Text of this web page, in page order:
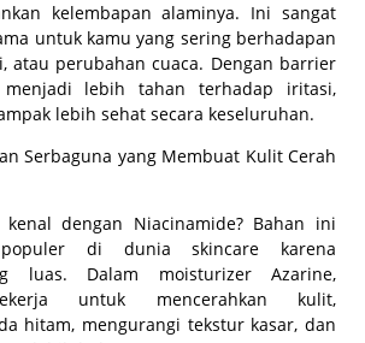
kelembapan alaminya. Ini sangat
untuk kamu yang sering berhadapan
atau perubahan cuaca. Dengan barrier
lebih tahan terhadap iritasi,
lebih sehat secara keseluruhan.
Serbaguna yang Membuat Kulit Cerah
dengan Niacinamide? Bahan ini
di dunia skincare karena
luas. Dalam moisturizer Azarine,
untuk mencerahkan kulit,
hitam, mengurangi tekstur kasar, dan